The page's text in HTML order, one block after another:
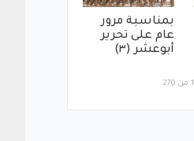
بمناسبة مرور
عام على تحرير
أبوعشر (٣)
1 من 270